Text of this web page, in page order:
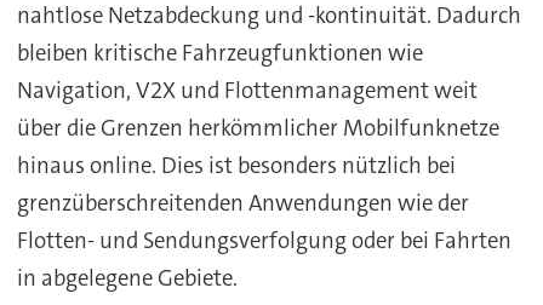
nahtlose Netzabdeckung und -kontinuität. Dadurch
bleiben kritische Fahrzeugfunktionen wie
Navigation, V2X und Flottenmanagement weit
über die Grenzen herkömmlicher Mobilfunknetze
hinaus online. Dies ist besonders nützlich bei
grenzüberschreitenden Anwendungen wie der
Flotten- und Sendungsverfolgung oder bei Fahrten
in abgelegene Gebiete.